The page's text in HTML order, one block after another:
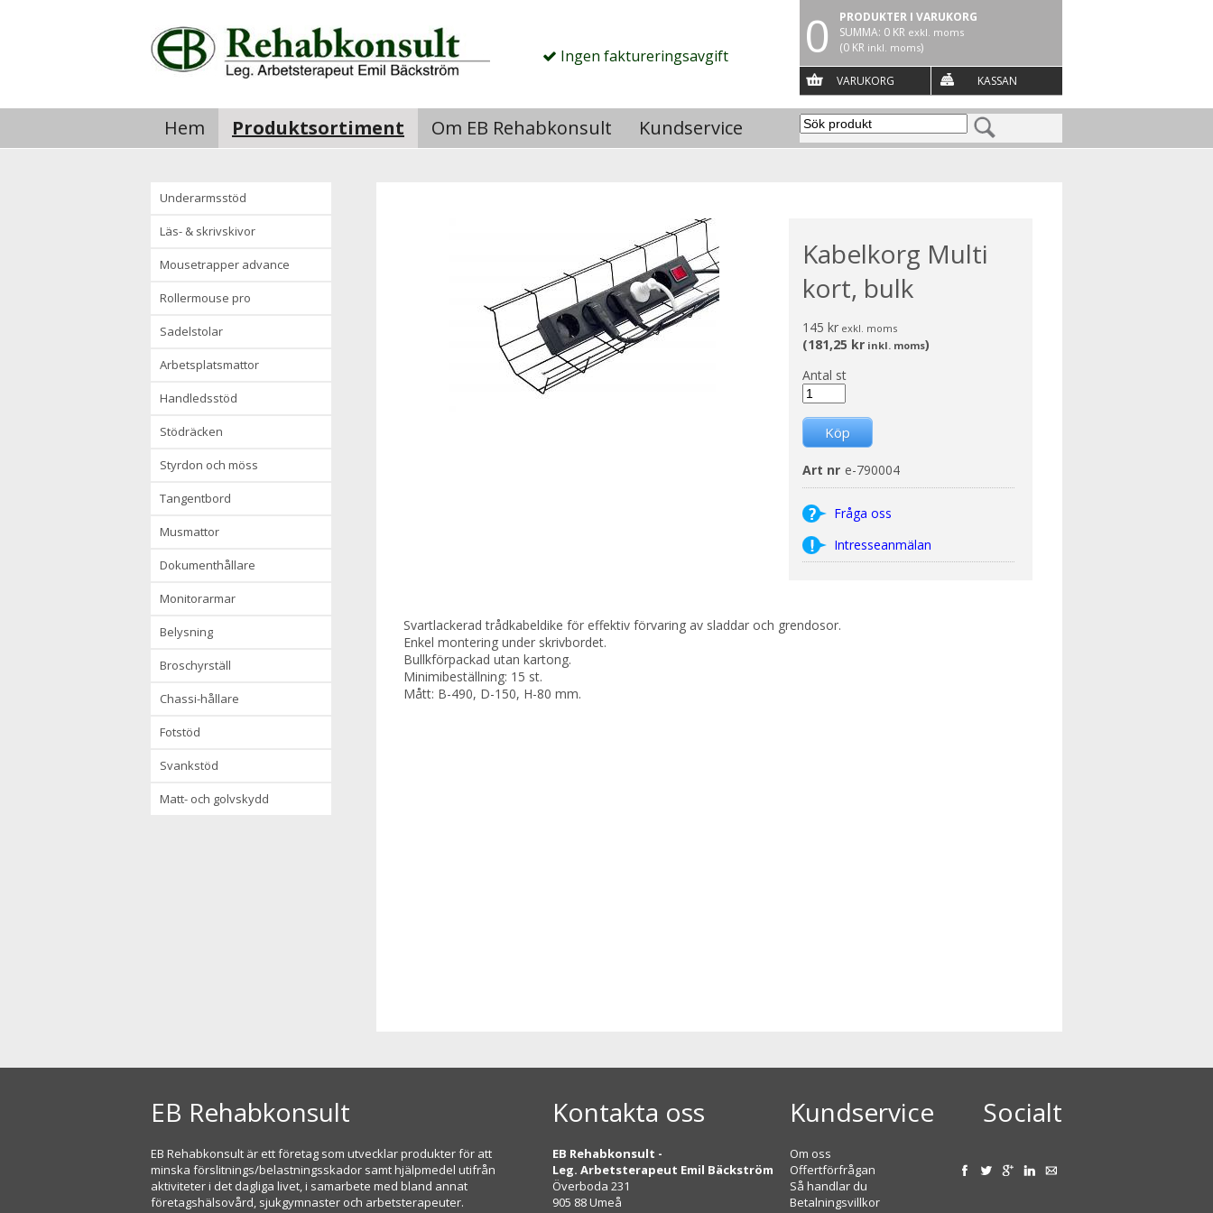
0
PRODUKTER I VARUKORG
SUMMA: 0 KR exkl. moms
(0 KR inkl. moms)
VARUKORG KASSAN
Ingen faktureringsavgift
Hem Produktsortiment Om EB Rehabkonsult Kundservice
underarmsstöd
läs- & skrivskivor
mousetrapper advance
rollermouse pro
sadelstolar
arbetsplatsmattor
handledsstöd
stödräcken
styrdon och möss
tangentbord
musmattor
dokumenthållare
monitorarmar
belysning
broschyrställ
chassi-hållare
fotstöd
svankstöd
matt- och golvskydd
Kabelkorg Multi
kort, bulk
145 kr exkl. moms
(181,25 kr inkl. moms)
Antal st
Art nr e-790004
Fråga oss
Intresseanmälan
Svartlackerad trådkabeldike för effektiv förvaring av sladdar och grendosor.
Enkel montering under skrivbordet.
Bullkförpackad utan kartong.
Minimibeställning: 15 st.
Mått: B-490, D-150, H-80 mm.
EB Rehabkonsult
EB Rehabkonsult är ett företag som utvecklar produkter för att
minska förslitnings/belastningsskador samt hjälpmedel utifrån
aktiviteter i det dagliga livet, i samarbete med bland annat
företagshälsovård, sjukgymnaster och arbetsterapeuter.
Kontakta oss
EB Rehabkonsult -
Leg. Arbetsterapeut Emil Bäckström
Överboda 231
905 88 Umeå
Kundservice
Om oss
Offertförfrågan
Så handlar du
Betalningsvillkor
Socialt